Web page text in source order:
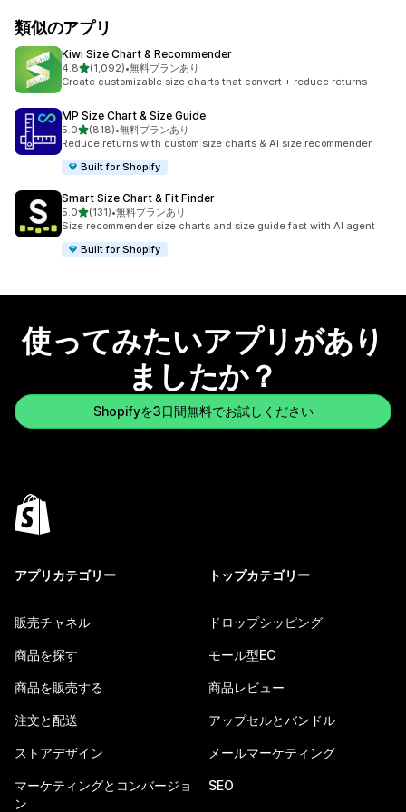
類似のアプリ
Kiwi Size Chart & Recommender
4.85つ星中
(1,092)
合計レビュー数：1092件
•無料プランあり
Create customizable size charts that convert + reduce returns
MP Size Chart & Size Guide
5.05つ星中
(818)
合計レビュー数：818件
•無料プランあり
Reduce returns with custom size charts & AI size recommender
Built for Shopify
Smart Size Chart & Fit Finder
5.05つ星中
(131)
合計レビュー数：131件
•無料プランあり
Size recommender size charts and size guide fast with AI agent
Built for Shopify
使ってみたいアプリがあり
ましたか？
Shopifyを3日間無料でお試しください
アプリカテゴリー
販売チャネル
商品を探す
商品を販売する
注文と配送
ストアデザイン
マーケティングとコンバージョ
ン
トップカテゴリー
ドロップシッピング
モール型EC
商品レビュー
アップセルとバンドル
メールマーケティング
SEO